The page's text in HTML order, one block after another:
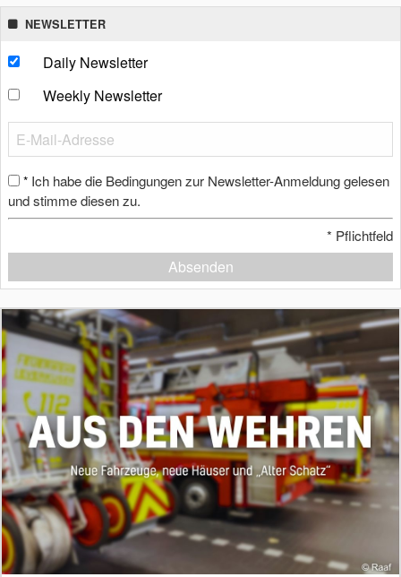
NEWSLETTER
Daily Newsletter
Weekly Newsletter
* Ich habe die Bedingungen zur Newsletter-Anmeldung gelesen
und stimme diesen zu.
* Pflichtfeld
Absenden